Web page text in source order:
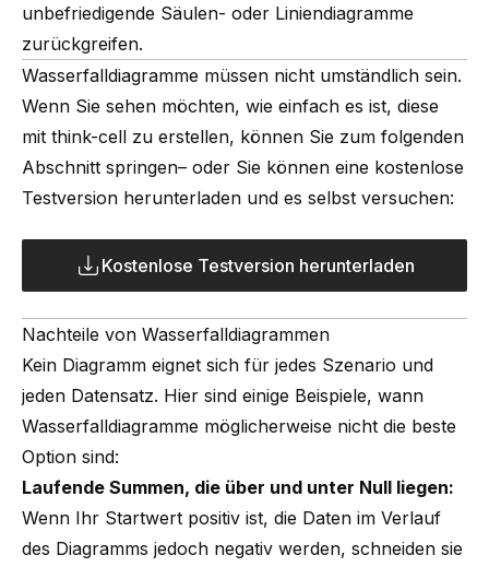
unbefriedigende Säulen- oder Liniendiagramme
zurückgreifen.
Wasserfalldiagramme müssen nicht umständlich sein.
Wenn Sie sehen möchten, wie einfach es ist, diese
mit think-cell zu erstellen, können Sie zum folgenden
Abschnitt springen– oder Sie können eine kostenlose
Testversion herunterladen und es selbst versuchen:
Kostenlose Testversion herunterladen
Nachteile von Wasserfalldiagrammen
Kein Diagramm eignet sich für jedes Szenario und
jeden Datensatz. Hier sind einige Beispiele, wann
Wasserfalldiagramme möglicherweise nicht die beste
Option sind:
Laufende Summen, die über und unter Null liegen:
Wenn Ihr Startwert positiv ist, die Daten im Verlauf
des Diagramms jedoch negativ werden, schneiden sie